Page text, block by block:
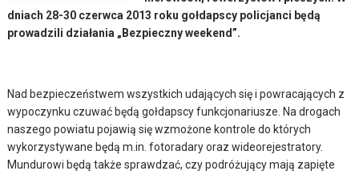
dniach 28-30 czerwca 2013 roku gołdapscy policjanci będą
prowadzili działania „Bezpieczny weekend”.
Nad bezpieczeństwem wszystkich udających się i powracających z
wypoczynku czuwać będą gołdapscy funkcjonariusze. Na drogach
naszego powiatu pojawią się wzmożone kontrole do których
wykorzystywane będą m.in. fotoradary oraz wideorejestratory.
Mundurowi będą także sprawdzać, czy podróżujący mają zapięte